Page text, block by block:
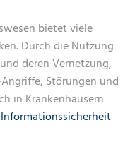
bietet viele
Durch die Nutzung
deren Vernetzung,
Störungen und
in Krankenhäusern
Informationssicherheit